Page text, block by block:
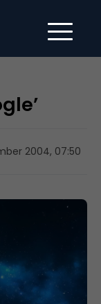
2004, 07:50